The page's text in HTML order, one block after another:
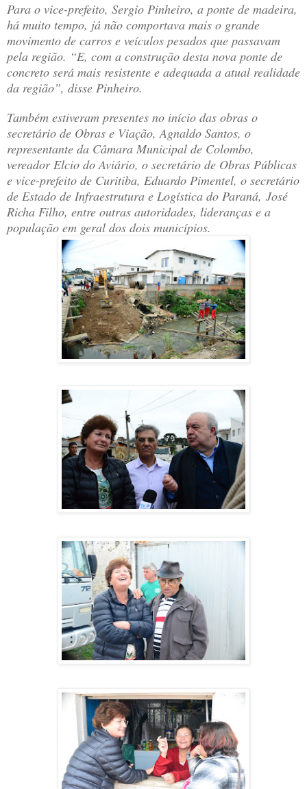
Para o vice-prefeito, Sergio Pinheiro, a ponte de madeira,
há muito tempo, já não comportava mais o grande
movimento de carros e veículos pesados que passavam
pela região. “E, com a construção desta nova ponte de
concreto será mais resistente e adequada a atual realidade
da região”, disse Pinheiro.
Também estiveram presentes no início das obras o
secretário de Obras e Viação, Agnaldo Santos, o
representante da Câmara Municipal de Colombo,
vereador Elcio do Aviário, o secretário de Obras Públicas
e vice-prefeito de Curitiba, Eduardo Pimentel, o secretário
de Estado de Infraestrutura e Logística do Paraná, José
Richa Filho, entre outras autoridades, lideranças e a
população em geral dos dois municípios.